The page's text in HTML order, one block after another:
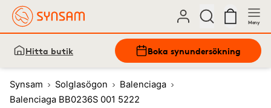
Meny
Hitta butik Boka synundersökning
Synsam Solglasögon
Balenciaga
Balenciaga BB0236S 001 5222